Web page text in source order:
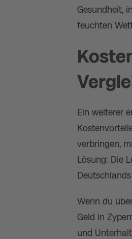
Gesundheit,
feuchten
Ein weiterer
verbringen,
Lösung: Die
Wenn du
Geld in
und